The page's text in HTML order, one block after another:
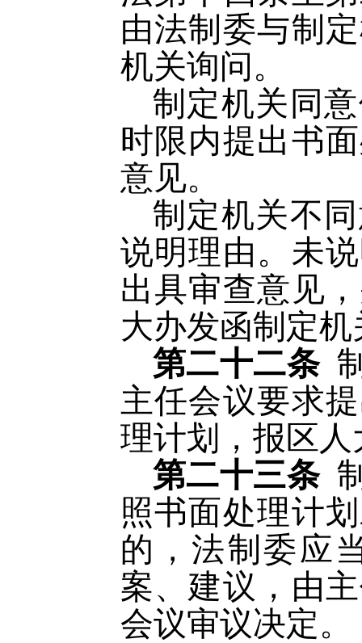
由法制委与制
机关询问。
制定机关同
时限内提出书
意见。
制定机关不
说明理由。未
出具审查意见
大办发函制定
第二十二条
主任会议要求
理计划，报区
第二十三条
照书面处理计
的，法制委应
案、建议，由
会议审议决定。